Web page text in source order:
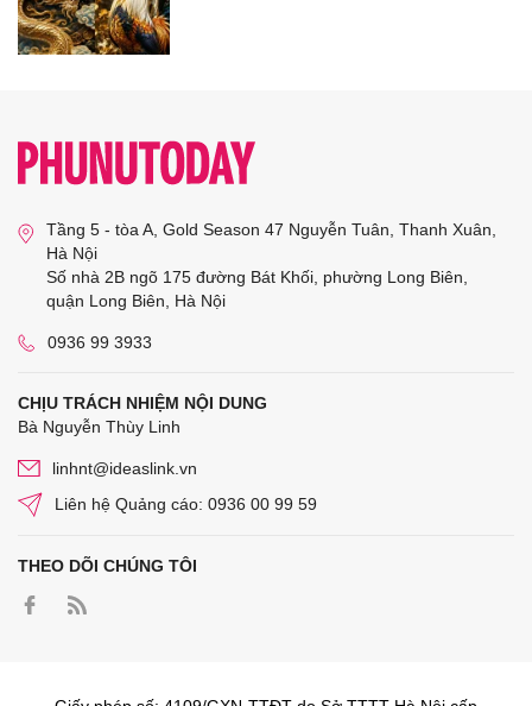
Tầng 5 - tòa A, Gold Season 47 Nguyễn Tuân, Thanh Xuân,
Hà Nội
Số nhà 2B ngõ 175 đường Bát Khối, phường Long Biên,
quận Long Biên, Hà Nội
0936 99 3933
CHỊU TRÁCH NHIỆM NỘI DUNG
Bà Nguyễn Thùy Linh
linhnt@ideaslink.vn
Liên hệ Quảng cáo: 0936 00 99 59
THEO DÕI CHÚNG TÔI